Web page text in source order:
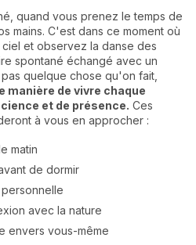
quand vous prenez le temps de
mains. C'est dans ce moment où
et observez la danse des
spontané échangé avec un
quelque chose qu'on fait,
manière de vivre chaque
et de présence. Ces
à vous en approcher :
matin
de dormir
avec la nature
envers vous-même